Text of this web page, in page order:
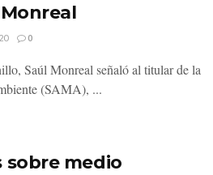
0
Saúl Monreal señaló al titular de la
(SAMA), ...
sobre medio